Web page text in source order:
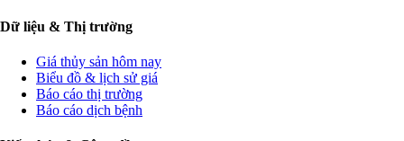
Dữ liệu & Thị trường
Giá thủy sản hôm nay
Biểu đồ & lịch sử giá
Báo cáo thị trường
Báo cáo dịch bệnh